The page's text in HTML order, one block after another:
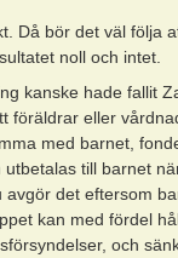
Då bör det väl följa
noll och intet.
kanske hade fallit
föräldrar eller
med barnet,
till barnet
avgör det eftersom
kan med fördel
och